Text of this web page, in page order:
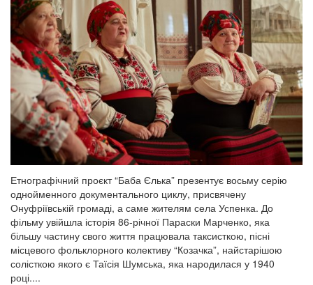
Етнографічний проєкт “Баба Єлька” презентує восьму серію
однойменного документального циклу, присвячену
Онуфріївській громаді, а саме жителям села Успенка. До
фільму увійшла історія 86-річної Параски Марченко, яка
більшу частину свого життя працювала таксисткою, пісні
місцевого фольклорного колективу “Козачка”, найстарішою
солісткою якого є Таїсія Шумська, яка народилася у 1940
році....